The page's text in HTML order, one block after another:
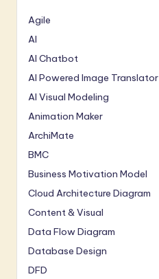
Agile
AI
AI Chatbot
AI Powered Image Translator
AI Visual Modeling
Animation Maker
ArchiMate
BMC
Business Motivation Model
Cloud Architecture Diagram
Content & Visual
Data Flow Diagram
Database Design
DFD